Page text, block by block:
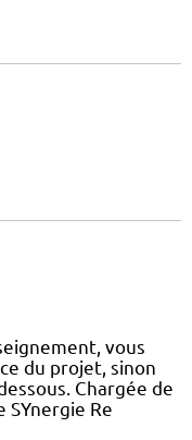
vous
du projet, sinon
Chargée de
SYnergie Re